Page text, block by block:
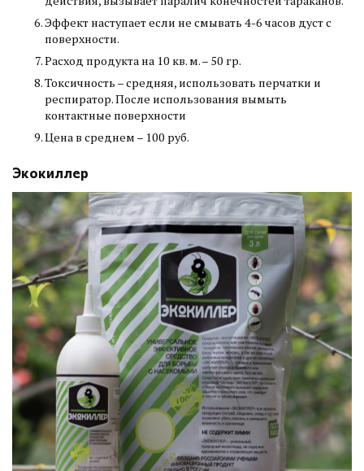
Эффект наступает если не смывать 4-6 часов дуст с
поверхности.
Расход продукта на 10 кв. м. – 50 гр.
Токсичность – средняя, использовать перчатки и
респиратор. После использования вымыть
контактные поверхности
Цена в среднем – 100 руб.
Экокиллер